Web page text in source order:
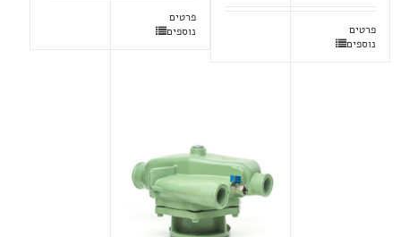
פרטים
נוספים
פרטים
נוספים